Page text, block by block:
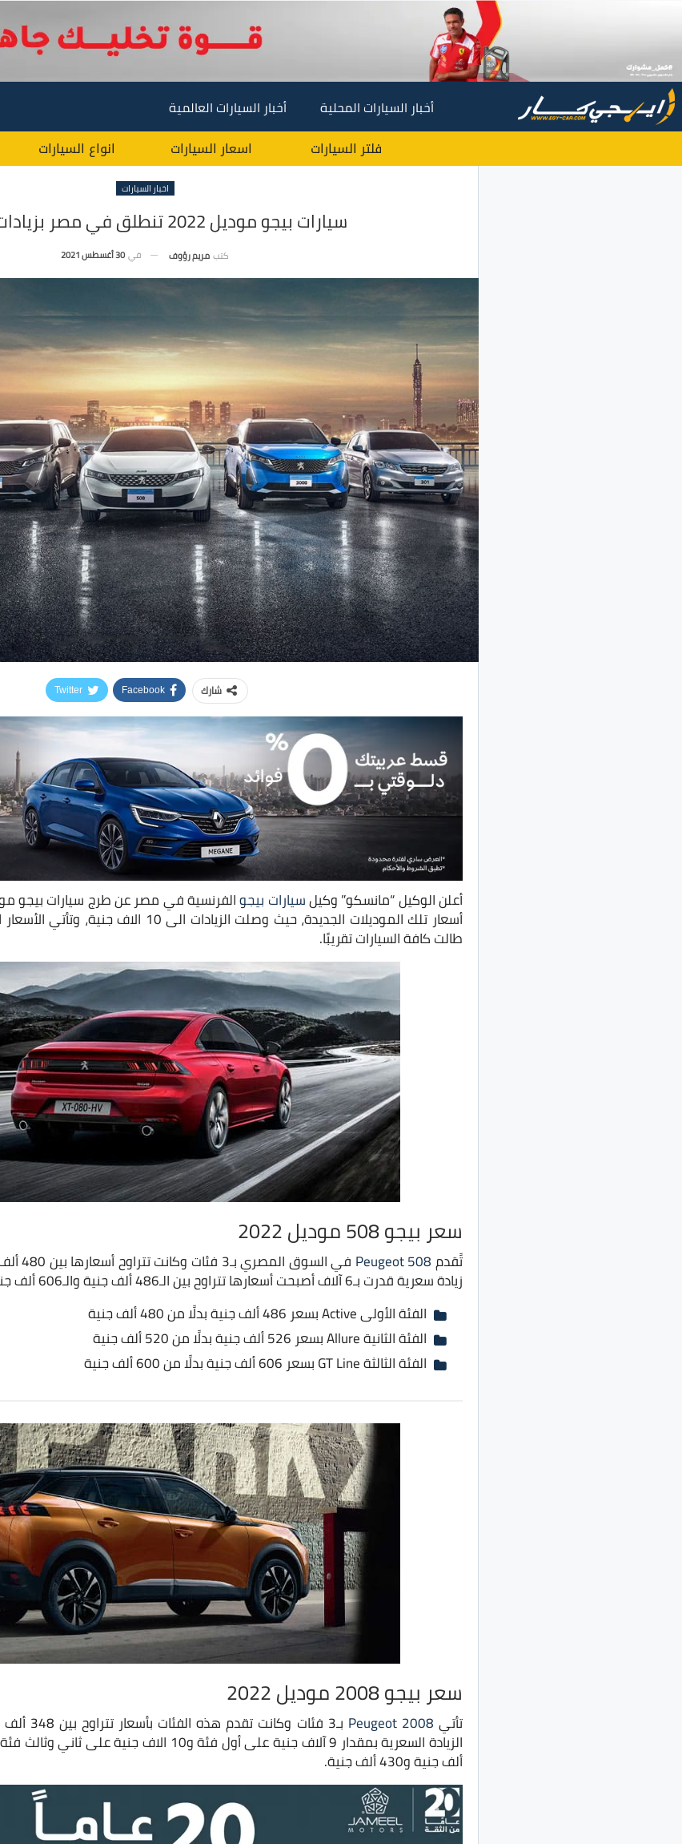
أخبار السيارات المحلية أخبار السيارات العالمية
فلتر السيارات اسعار السيارات انواع السيارات
اخبار السيارات
سيارات بيجو موديل 2022 تنطلق في مصر بزيادات سعرية
كتب مريم رؤوف في 30 أغسطس 2021
شارك Facebook
Twitter
أعلن الوكيل “مانسكو” وكيلسيارات بيجو
أسعار تلك الموديلات الجديدة، حيث وصلت
طالت كافة السيارات تقريبًا.
سعر بيجو 508 موديل 2022
تًقدمPeugeot 508
زيادة سعرية قدرت بـ6 آلاف أصبحت أسعارها تتراوح بين الـ486 ألف جنية والـ606 ألف جنية.
الفئة الأولى Active بسعر 486 ألف جنية بدلًا من 480 ألف جنية
الفئة الثانية Allure بسعر 526 ألف جنية بدلًا من 520 ألف جنية
الفئة الثالثة GT Line بسعر 606 ألف جنية بدلًا من 600 ألف جنية
سعر بيجو 2008 موديل 2022
تأتي Peugeot 2008
ألف جنية و430 ألف جنية.